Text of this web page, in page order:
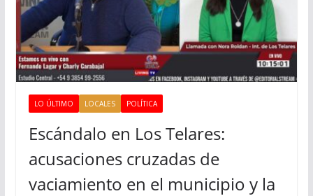
LO ÚLTIMO LOCALES POLÍTICA
Escándalo en Los Telares:
acusaciones cruzadas de
vaciamiento en el municipio y la